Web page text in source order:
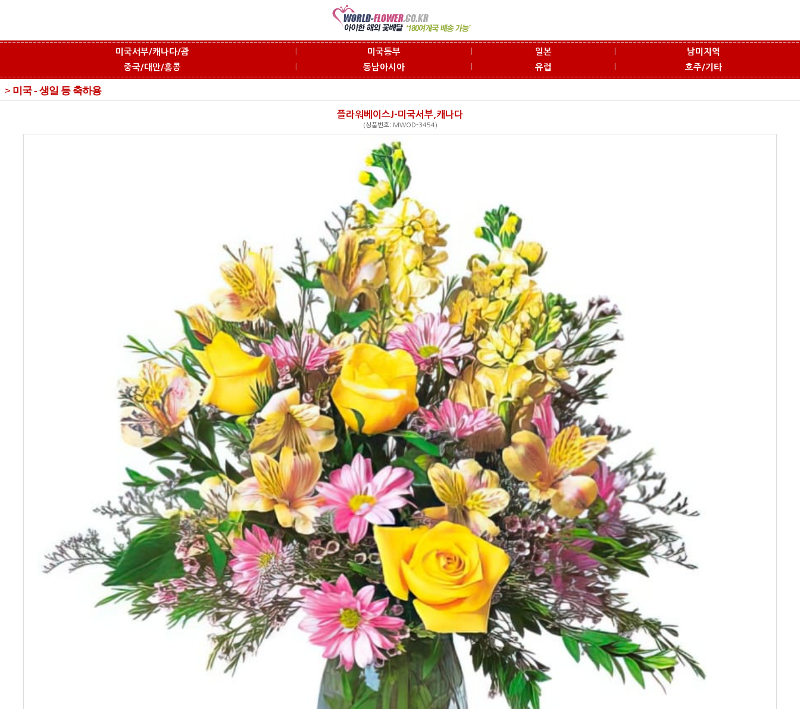
미국서부/캐나다/괌 미국동부 일본
남미지역
중국/대만/홍콩
동남아시아 유럽 호주/기타
> 미국 - 생일 등 축하용
플라워베이스J-미국서부,캐나다
(상품번호: MWOD-3454)